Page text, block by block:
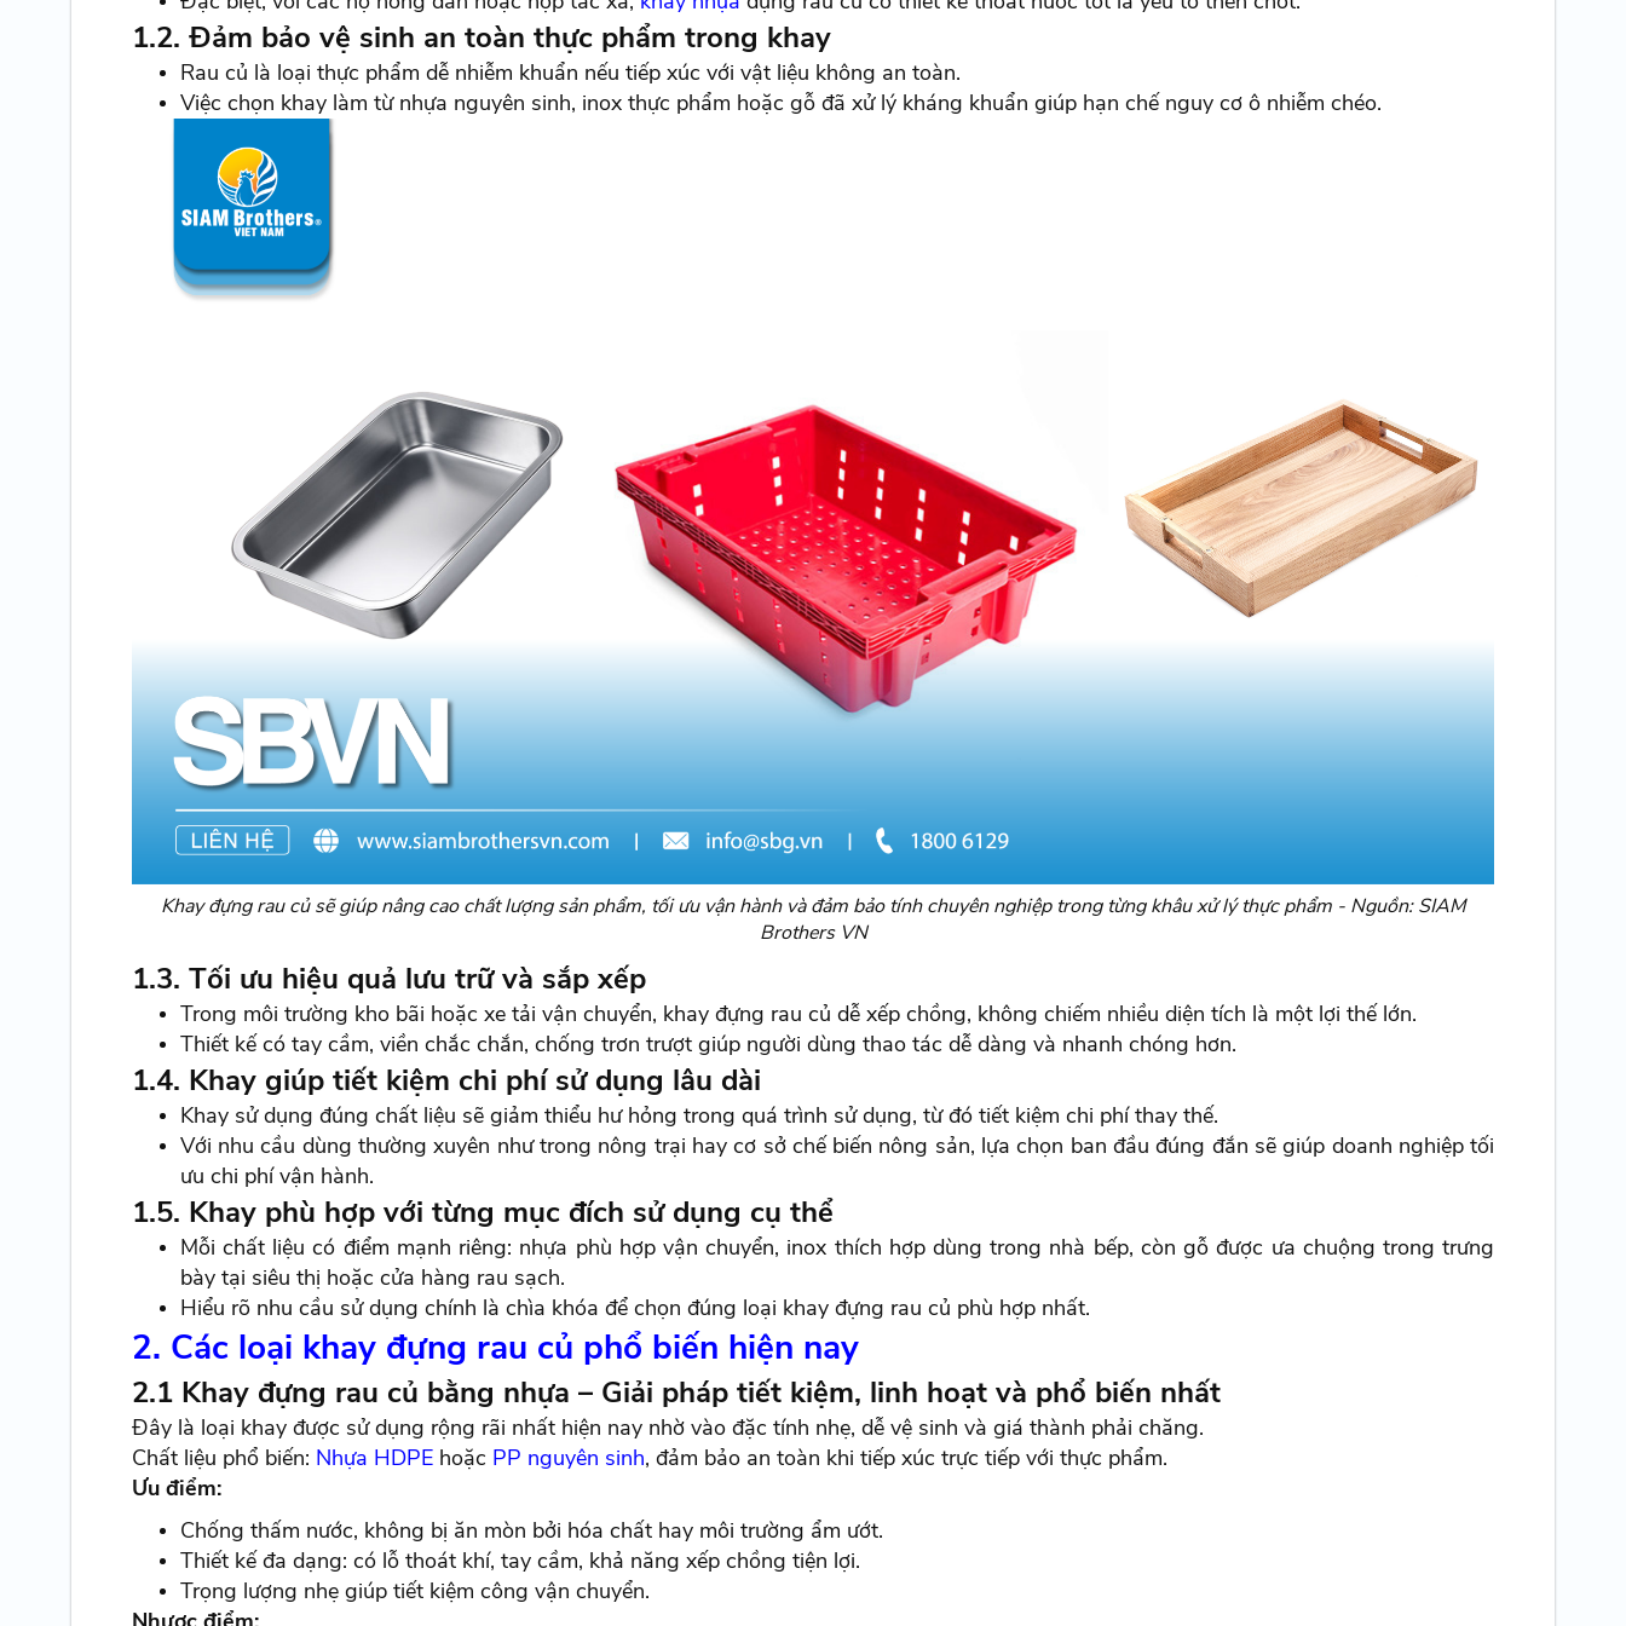
1.2. Đảm bảo vệ sinh an toàn thực phẩm trong khay
Rau củ là loại thực phẩm dễ nhiễm khuẩn nếu tiếp xúc với vật liệu không an toàn.
Việc chọn khay làm từ nhựa nguyên sinh, inox thực phẩm hoặc gỗ đã xử lý kháng khuẩn giúp hạn chế nguy cơ ô nhiễm chéo.
Khay đựng rau củ sẽ giúp nâng cao chất lượng sản phẩm, tối ưu vận hành và đảm bảo tính chuyên nghiệp trong từng khâu xử lý thực phẩm - Nguồn: SIAM
Brothers VN
1.3. Tối ưu hiệu quả lưu trữ và sắp xếp
Trong môi trường kho bãi hoặc xe tải vận chuyển, khay đựng rau củ dễ xếp chồng, không chiếm nhiều diện tích là một lợi thế lớn.
Thiết kế có tay cầm, viền chắc chắn, chống trơn trượt giúp người dùng thao tác dễ dàng và nhanh chóng hơn.
1.4. Khay giúp tiết kiệm chi phí sử dụng lâu dài
Khay sử dụng đúng chất liệu sẽ giảm thiểu hư hỏng trong quá trình sử dụng, từ đó tiết kiệm chi phí thay thế.
Với nhu cầu dùng thường xuyên như trong nông trại hay cơ sở chế biến nông sản, lựa chọn ban đầu đúng đắn sẽ giúp doanh nghiệp tối
ưu chi phí vận hành.
1.5. Khay phù hợp với từng mục đích sử dụng cụ thể
Mỗi chất liệu có điểm mạnh riêng: nhựa phù hợp vận chuyển, inox thích hợp dùng trong nhà bếp, còn gỗ được ưa chuộng trong trưng
bày tại siêu thị hoặc cửa hàng rau sạch.
Hiểu rõ nhu cầu sử dụng chính là chìa khóa để chọn đúng loại khay đựng rau củ phù hợp nhất.
2. Các loại khay đựng rau củ phổ biến hiện nay
2.1 Khay đựng rau củ bằng nhựa – Giải pháp tiết kiệm, linh hoạt và phổ biến nhất
Đây là loại khay được sử dụng rộng rãi nhất hiện nay nhờ vào đặc tính nhẹ, dễ vệ sinh và giá thành phải chăng.
Chất liệu phổ biến: Nhựa HDPEhoặc PP nguyên sinh, đảm bảo an toàn khi tiếp xúc trực tiếp với thực phẩm.
Ưu điểm:
Chống thấm nước, không bị ăn mòn bởi hóa chất hay môi trường ẩm ướt.
Thiết kế đa dạng: có lỗ thoát khí, tay cầm, khả năng xếp chồng tiện lợi.
Trọng lượng nhẹ giúp tiết kiệm công vận chuyển.